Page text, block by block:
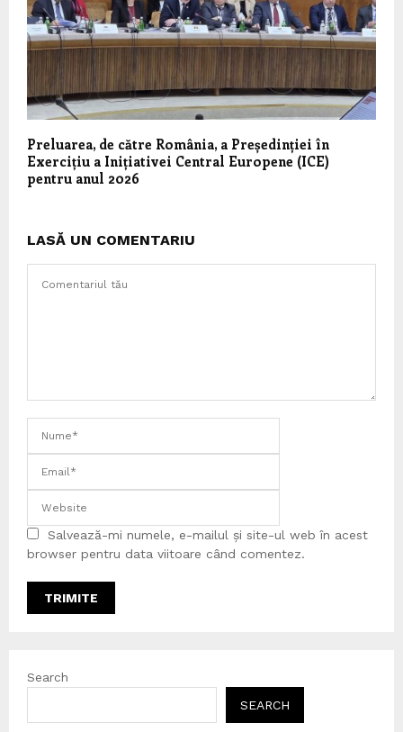
Preluarea, de către România, a Președinției în
Exercițiu a Inițiativei Central Europene (ICE)
pentru anul 2026
LASĂ UN COMENTARIU
Salvează-mi numele, e-mailul și site-ul web în acest
browser pentru data viitoare când comentez.
Search
SEARCH